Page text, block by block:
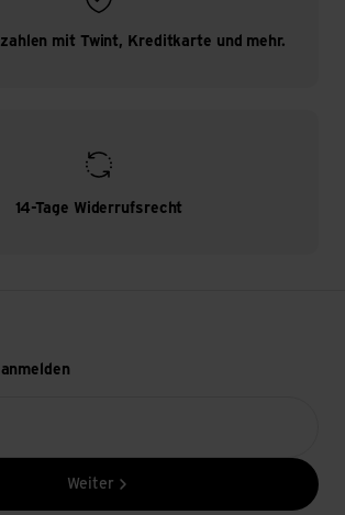
mit Twint, Kreditkarte und mehr.
14-Tage Widerrufsrecht
Weiter